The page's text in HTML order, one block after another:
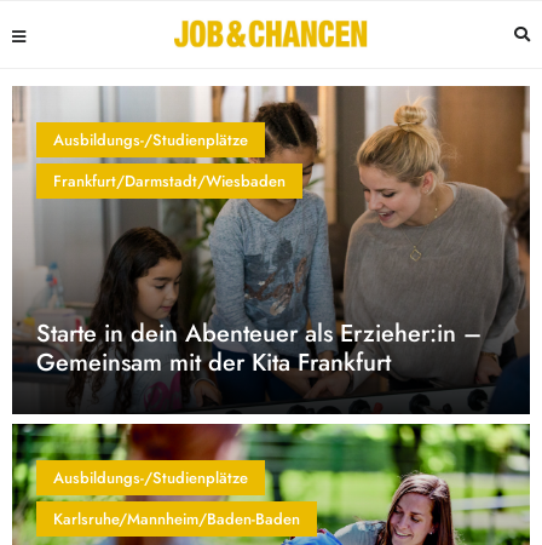
Ausbildungs-/Studienplätze
Frankfurt/Darmstadt/Wiesbaden
Starte in dein Abenteuer als Erzieher:in –
Gemeinsam mit der Kita Frankfurt
Ausbildungs-/Studienplätze
Karlsruhe/Mannheim/Baden-Baden